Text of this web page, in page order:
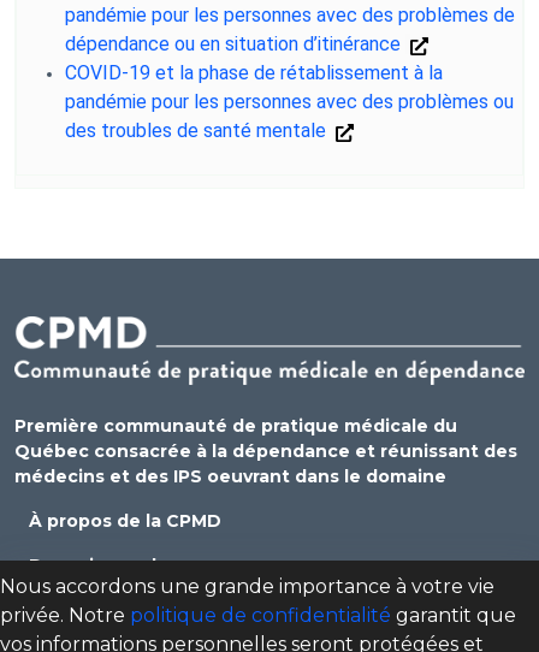
pandémie pour les personnes avec des problèmes de
dépendance ou en situation d’itinérance
COVID-19 et la phase de rétablissement à la
pandémie pour les personnes avec des problèmes ou
des troubles de santé mentale
Première communauté de pratique médicale du
Québec consacrée à la dépendance et réunissant des
médecins et des IPS oeuvrant dans le domaine
À propos de la CPMD
Devenir membre
Se connecter
Nous accordons une grande importance à votre vie
privée. Notre politique de confidentialité garantit que
vos informations personnelles seront protégées et